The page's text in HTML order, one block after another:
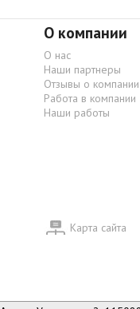
О компании
О нас
Наши партнеры
Отзывы о компании
Работа в компании
Наши работы
Карта сайта